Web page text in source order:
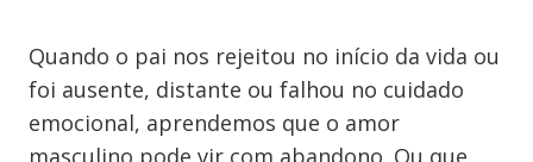
Quando o pai nos rejeitou no início da vida ou
foi ausente, distante ou falhou no cuidado
emocional, aprendemos que o amor
masculino pode vir com abandono. Ou que